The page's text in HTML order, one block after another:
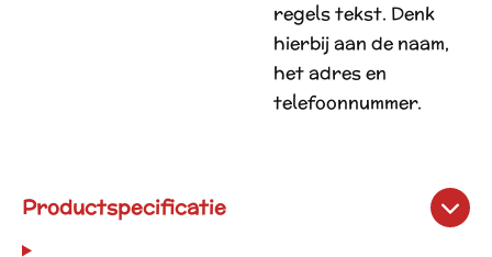
regels tekst. Denk
hierbij aan de naam,
het adres en
telefoonnummer.
Productspecificatie